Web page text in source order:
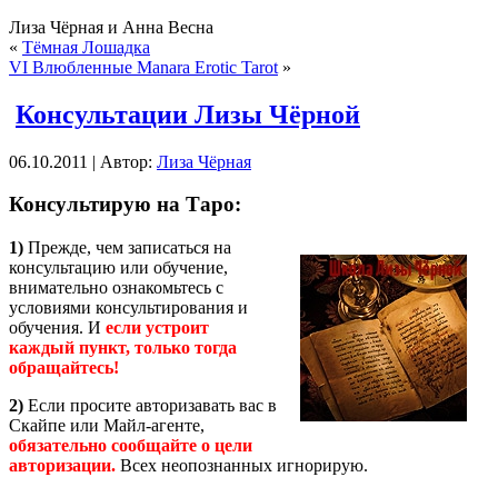
Лиза Чёрная и Анна Весна
« Тёмная Лошадка
VI Влюбленные Manara Erotic Tarot »
Консультации Лизы Чёрной
06.10.2011 | Автор: Лиза Чёрная
Консультирую на Таро:
1) Прежде, чем записаться на
консультацию или обучение,
внимательно ознакомьтесь с
условиями консультирования и
обучения. И если устроит
каждый пункт, только тогда
обращайтесь!
2) Если просите авторизавать вас в
Скайпе или Майл-агенте,
обязательно сообщайте о цели
авторизации. Всех неопознанных игнорирую.